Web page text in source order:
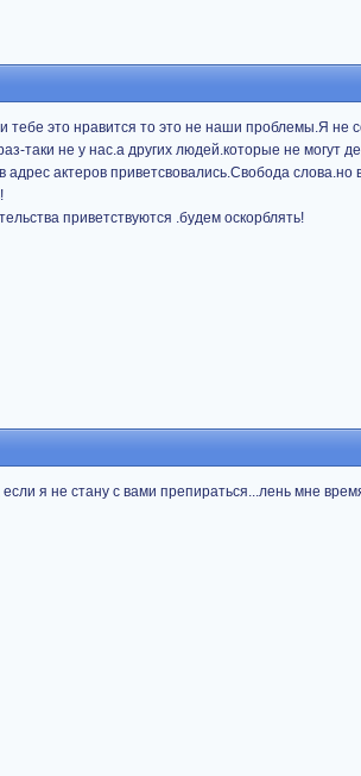
тебе это нравится то это не наши проблемы.Я не
таки не у нас.а других людей.которые не могут
актеров приветсвовались.Свобода слова.но
приветствуются .будем оскорблять!
я не стану с вами препираться...лень мне